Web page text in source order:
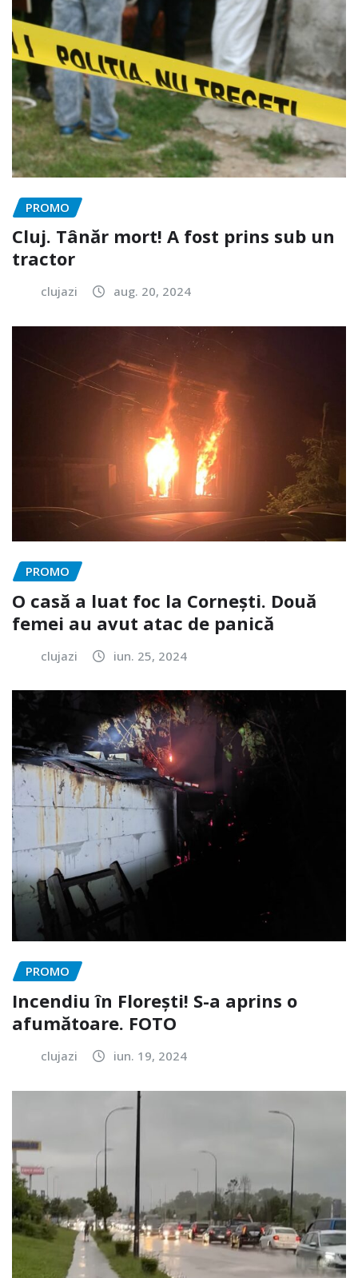
PROMO
Cluj. Tânăr mort! A fost prins sub un
tractor
clujazi aug. 20, 2024
PROMO
O casă a luat foc la Cornești. Două
femei au avut atac de panică
clujazi iun. 25, 2024
PROMO
Incendiu în Florești! S-a aprins o
afumătoare. FOTO
clujazi iun. 19, 2024